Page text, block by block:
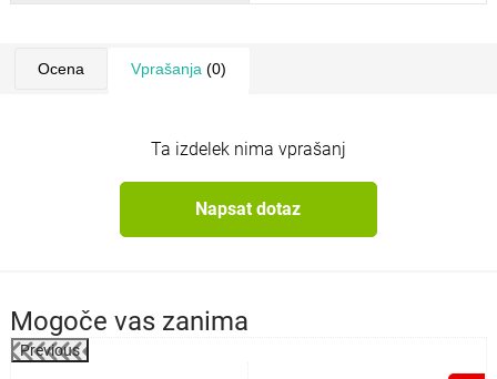
Ocena Vprašanja (0)
Ta izdelek nima vprašanj
Napsat dotaz
Mogoče vas zanima
Previous